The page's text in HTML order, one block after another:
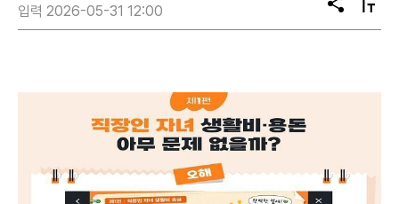
입력 2026-05-31 12:00
공
유
텍
스